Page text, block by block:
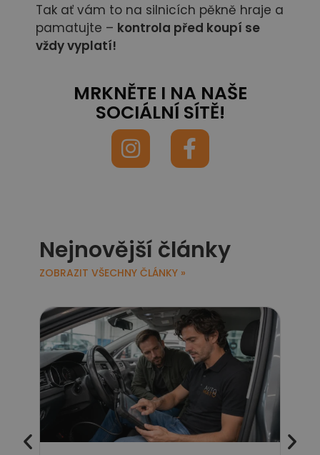
Tak ať vám to na silnicích pěkně hraje a
pamatujte – kontrola před koupí se
vždy vyplatí!
MRKNĚTE I NA NAŠE
SOCIÁLNÍ SÍTĚ!
Nejnovější články
ZOBRAZIT VŠECHNY ČLÁNKY »